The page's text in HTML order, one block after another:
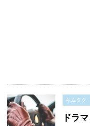
キムタク
ドラ